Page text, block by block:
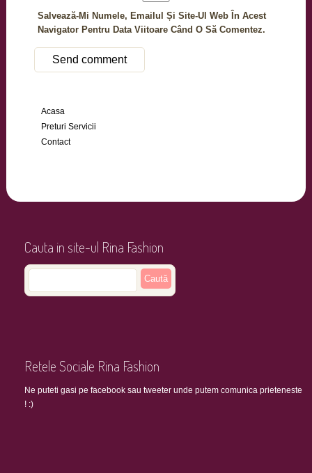
Salvează-Mi Numele, Emailul Și Site-Ul Web În Acest
Navigator Pentru Data Viitoare Când O Să Comentez.
Acasa
Preturi Servicii
Contact
Cauta in site-ul Rina Fashion
Retele Sociale Rina Fashion
Ne puteti gasi pe facebook sau tweeter unde putem comunica prieteneste
! :)